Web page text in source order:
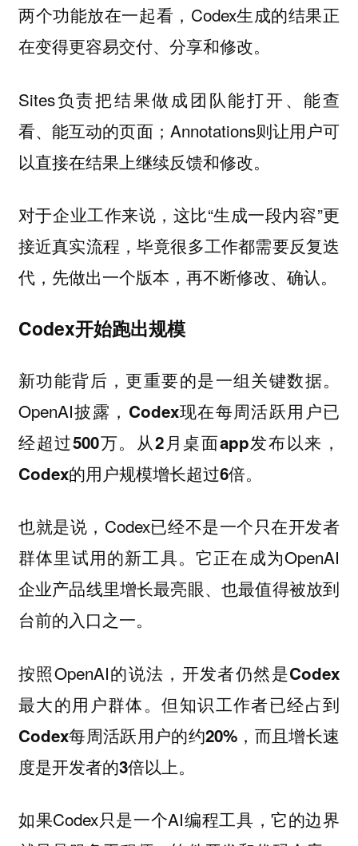
两个功能放在一起看，Codex生成的结果正
在变得更容易交付、分享和修改。
Sites负责把结果做成团队能打开、能查
看、能互动的页面；Annotations则让用户可
以直接在结果上继续反馈和修改。
对于企业工作来说，这比“生成一段内容”更
接近真实流程，毕竟很多工作都需要反复迭
代，先做出一个版本，再不断修改、确认。
Codex开始跑出规模
新功能背后，更重要的是一组关键数据。
OpenAI披露， Codex现在每周活跃用户已
经超过500万。从2月桌面app发布以来，
Codex的用户规模增长超过6倍。
也就是说，Codex已经不是一个只在开发者
群体里试用的新工具。它正在成为OpenAI
企业产品线里增长最亮眼、也最值得被放到
台前的入口之一。
按照OpenAI的说法， 开发者仍然是Codex
最大的用户群体。但知识工作者已经占到
Codex每周活跃用户的约20%，而且增长速
度是开发者的3倍以上。
如果Codex只是一个AI编程工具，它的边界